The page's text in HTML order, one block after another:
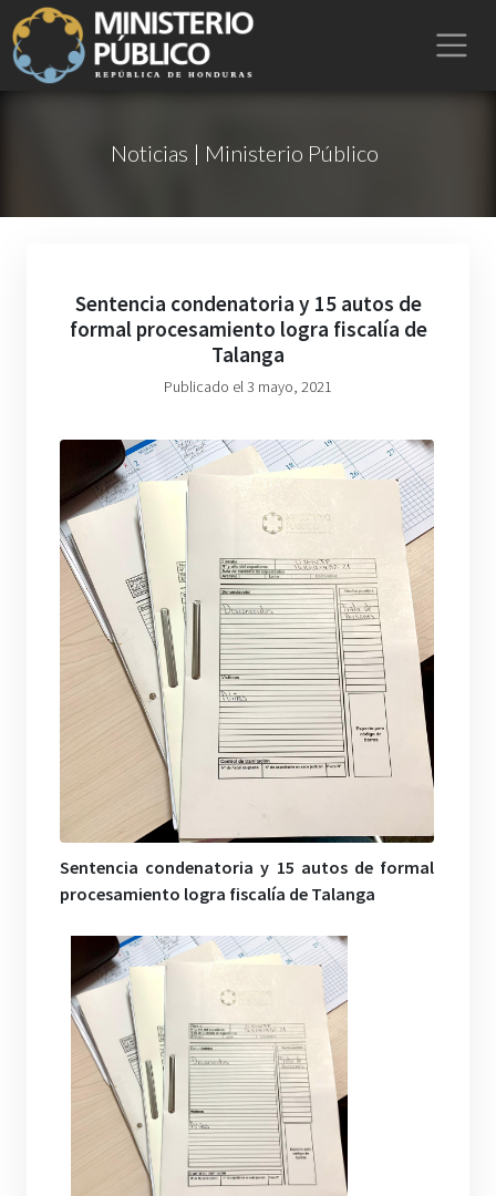
Noticias | Ministerio Público
Sentencia condenatoria y 15 autos de
formal procesamiento logra fiscalía de
Talanga
Publicado el 3 mayo, 2021
Sentencia condenatoria y 15 autos de formal
procesamiento logra fiscalía de Talanga